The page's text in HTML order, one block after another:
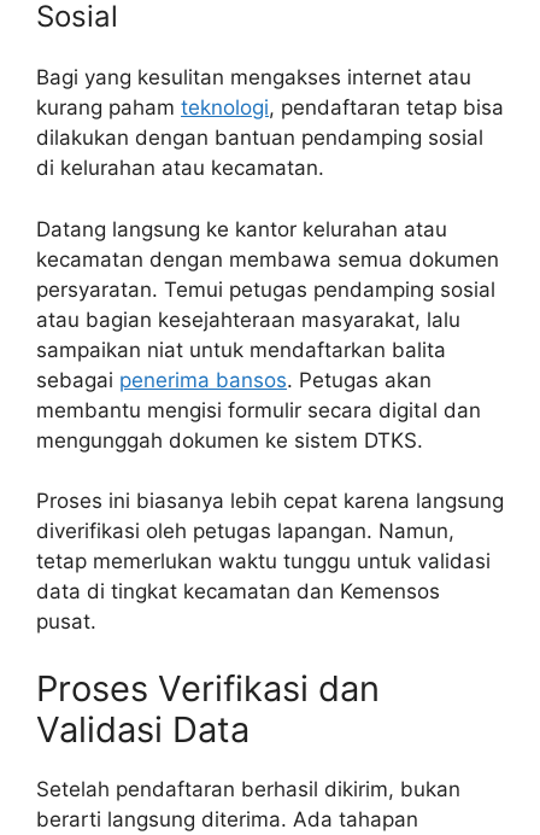
Sosial
Bagi yang kesulitan mengakses internet atau
kurang paham teknologi, pendaftaran tetap bisa
dilakukan dengan bantuan pendamping sosial
di kelurahan atau kecamatan.
Datang langsung ke kantor kelurahan atau
kecamatan dengan membawa semua dokumen
persyaratan. Temui petugas pendamping sosial
atau bagian kesejahteraan masyarakat, lalu
sampaikan niat untuk mendaftarkan balita
sebagai penerima bansos. Petugas akan
membantu mengisi formulir secara digital dan
mengunggah dokumen ke sistem DTKS.
Proses ini biasanya lebih cepat karena langsung
diverifikasi oleh petugas lapangan. Namun,
tetap memerlukan waktu tunggu untuk validasi
data di tingkat kecamatan dan Kemensos
pusat.
Proses Verifikasi dan
Validasi Data
Setelah pendaftaran berhasil dikirim, bukan
berarti langsung diterima. Ada tahapan